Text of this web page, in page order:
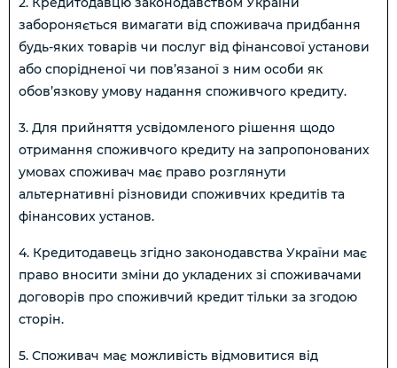
забороняється вимагати від споживача придбання
будь-яких товарів чи послуг від фінансової установи
або спорідненої чи пов’язаної з ним особи як
обов’язкову умову надання споживчого кредиту.
3. Для прийняття усвідомленого рішення щодо
отримання споживчого кредиту на запропонованих
умовах споживач має право розглянути
альтернативні різновиди споживчих кредитів та
фінансових установ.
4. Кредитодавець згідно законодавства України має
право вносити зміни до укладених зі споживачами
договорів про споживчий кредит тільки за згодою
сторін.
5. Споживач має можливість відмовитися від